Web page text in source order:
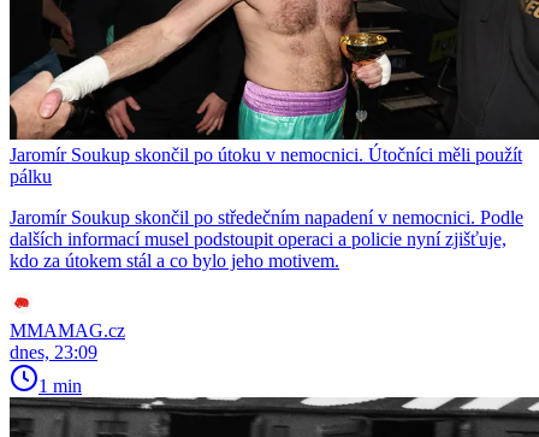
Jaromír Soukup skončil po útoku v nemocnici. Útočníci měli použít
pálku
Jaromír Soukup skončil po středečním napadení v nemocnici. Podle
dalších informací musel podstoupit operaci a policie nyní zjišťuje,
kdo za útokem stál a co bylo jeho motivem.
MMAMAG.cz
dnes, 23:09
1 min